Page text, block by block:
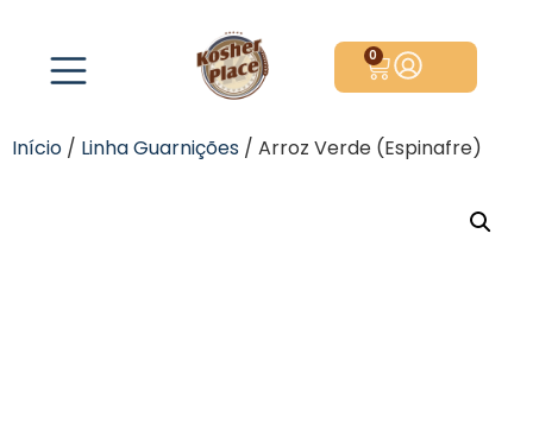
0
Início / Linha Guarnições / Arroz Verde (Espinafre)